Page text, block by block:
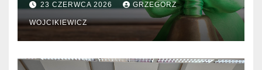
23 CZERWCA 2026 GRZEGORZ
WOJCIKIEWICZ